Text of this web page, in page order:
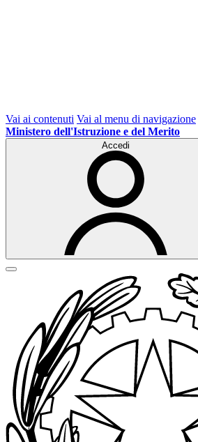
Vai ai contenuti Vai al menu di navigazione
Ministero dell'Istruzione e del Merito
Accedi